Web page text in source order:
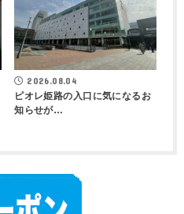
2026.08.04
ピオレ姫路の入口に気になるお
知らせが…